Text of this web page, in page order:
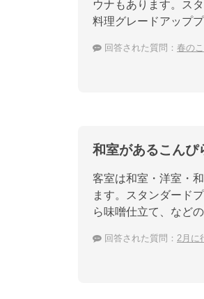
ウナもあります。ス
料理グレードアップ
回答された質問： 春の
和室があるこんぴ
客室は和室・洋室・
ます。スタンダード
ら味噌仕立て、など
回答された質問： 2月に